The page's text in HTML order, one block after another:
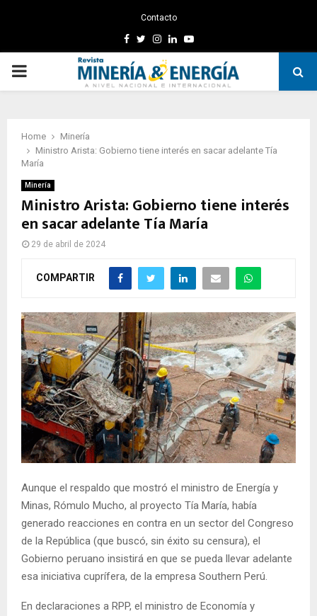
Contacto
Facebook
TwitterInstagram
LinkedinYoutube
PRIMARY
Home
Minería
Ministro Arista: Gobierno tiene interés en sacar adelante Tía
María
Minería
Ministro Arista: Gobierno tiene interés
en sacar adelante Tía María
29 de abril de 2024
COMPARTIR
Aunque el respaldo que mostró el ministro de Energía y
Minas, Rómulo Mucho, al proyecto Tía María, había
generado reacciones en contra en un sector del Congreso
de la República (que buscó, sin éxito su censura), el
Gobierno peruano insistirá en que se pueda llevar adelante
esa iniciativa cuprífera, de la empresa Southern Perú.
En declaraciones a RPP, el ministro de Economía y